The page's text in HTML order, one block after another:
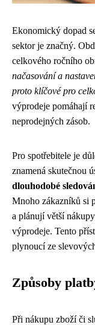
Ekonomický dopad
sektor je značný.
celkového ročního
načasování a
proto klíčové pro
výprodeje pomáhají
neprodejných zásob.
Pro spotřebitele je
znamená skutečnou
dlouhodobé
Mnoho zákazníků si
a plánují větší
výprodeje. Tento
plynoucí ze
Způsoby
Při nákupu zboží či